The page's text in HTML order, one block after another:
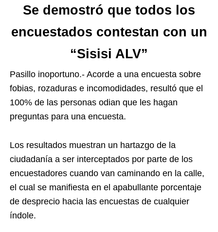
Se demostró que todos los
encuestados contestan con un
“Sisisi ALV”
Pasillo inoportuno.- Acorde a una encuesta sobre
fobias, rozaduras e incomodidades, resultó que el
100% de las personas odian que les hagan
preguntas para una encuesta.
Los resultados muestran un hartazgo de la
ciudadanía a ser interceptados por parte de los
encuestadores cuando van caminando en la calle,
el cual se manifiesta en el apabullante porcentaje
de desprecio hacia las encuestas de cualquier
índole.